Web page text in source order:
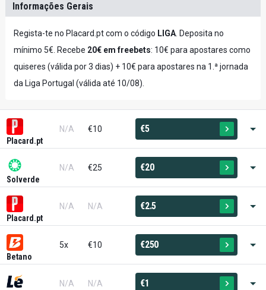
Informações Gerais
Regista-te no Placard.pt com o código LIGA. Deposita no
mínimo 5€. Recebe 20€ em freebets: 10€ para apostares como
quiseres (válida por 3 dias) + 10€ para apostares na 1.ª jornada
da Liga Portugal (válida até 10/08).
Placard.pt
N/A €10 €5
Solverde
N/A €25 €20
Placard.pt
N/A N/A €2.5
Betano
5x €10 €250
N/A N/A €1